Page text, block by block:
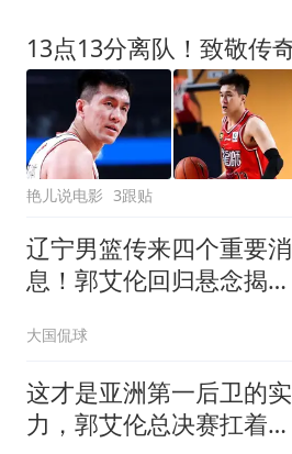
艳儿说电影 3跟贴
辽宁男篮传来四个重要消
息！郭艾伦回归悬念揭
大国侃球
这才是亚洲第一后卫的实
力，郭艾伦总决赛扛着球